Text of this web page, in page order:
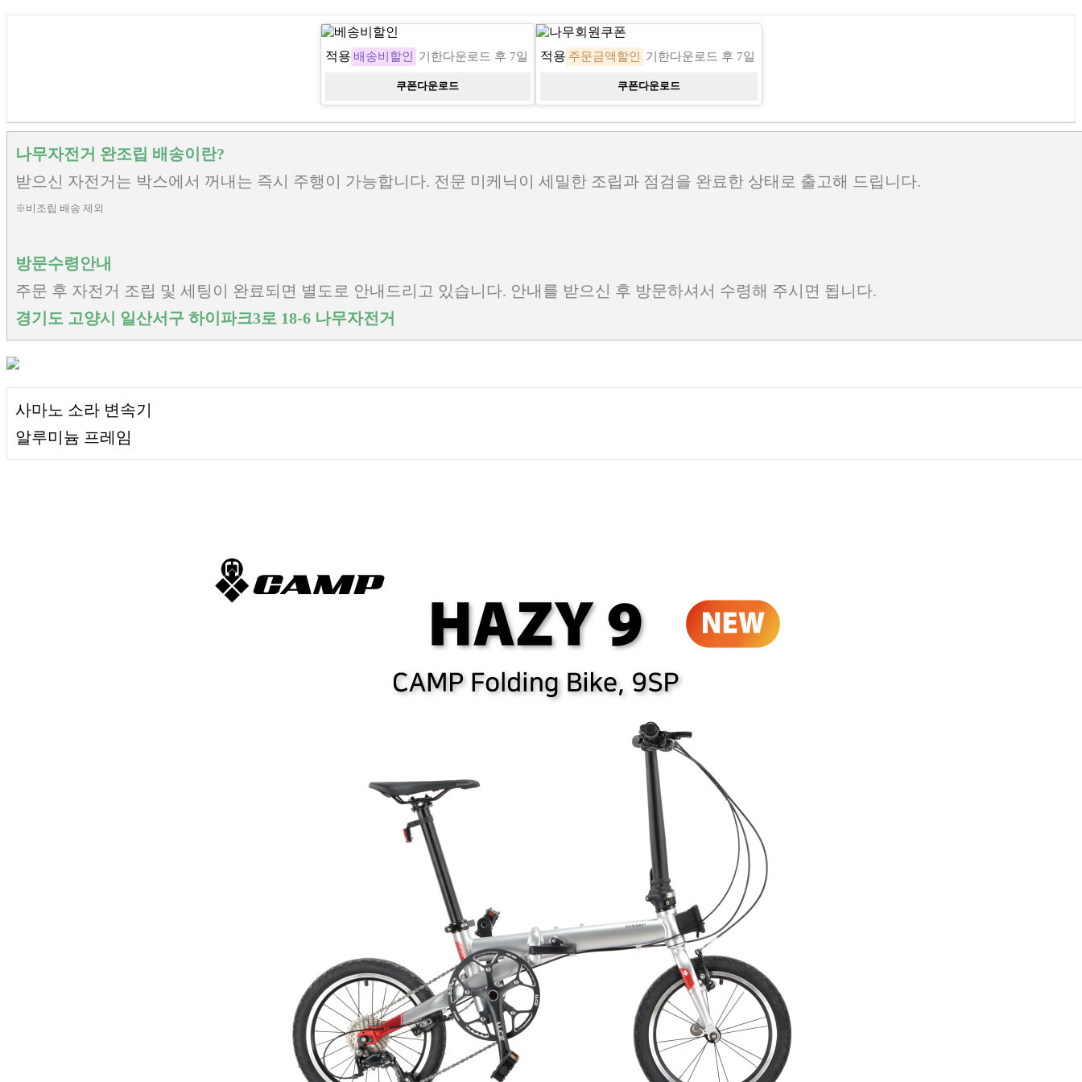
베송비할인
3,000원
적용 배송비할인 기한다운로드 후 7일
쿠폰다운로드
나무회원쿠폰
1,000원
적용 주문금액할인 기한다운로드 후 7일
쿠폰다운로드
나무자전거 완조립 배송이란?
받으신 자전거는 박스에서 꺼내는 즉시 주행이 가능합니다. 전문 미케닉이 세밀한 조립과 점검을 완료한 상태로 출고해 드립니다.
※비조립 배송 제외
방문수령안내
주문 후 자전거 조립 및 세팅이 완료되면 별도로 안내드리고 있습니다. 안내를 받으신 후 방문하셔서 수령해 주시면 됩니다.
경기도 고양시 일산서구 하이파크3로 18-6 나무자전거
사마노 소라 변속기
알루미늄 프레임